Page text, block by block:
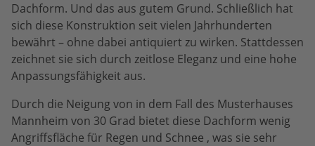
Dachform. Und das aus gutem Grund. Schließlich hat
sich diese Konstruktion seit vielen Jahrhunderten
bewährt – ohne dabei antiquiert zu wirken. Stattdessen
zeichnet sie sich durch zeitlose Eleganz und eine hohe
Anpassungsfähigkeit aus.
Durch die Neigung von in dem Fall des Musterhauses
Mannheim von 30 Grad bietet diese Dachform wenig
Angriffsfläche für Regen und Schnee , was sie sehr